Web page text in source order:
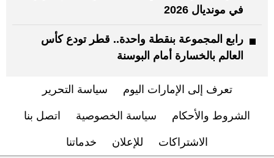
في مونديال 2026
رابع المجموعة بنقطة واحدة.. قطر تودع كأس
العالم بالخسارة أمام البوسنة
تعرف إلى الإمارات اليوم سياسة التحرير
الشروط والأحكام سياسة الخصوصية اتصل بنا
الاشتراكات للإعلان خدماتنا